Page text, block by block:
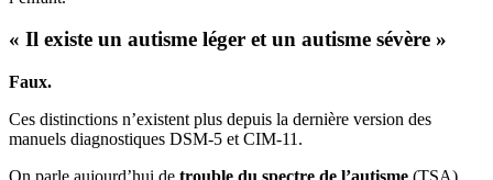
« Il existe un autisme léger et un autisme sévère »
Faux.
Ces distinctions n’existent plus depuis la dernière version des
manuels diagnostiques DSM-5 et CIM-11.